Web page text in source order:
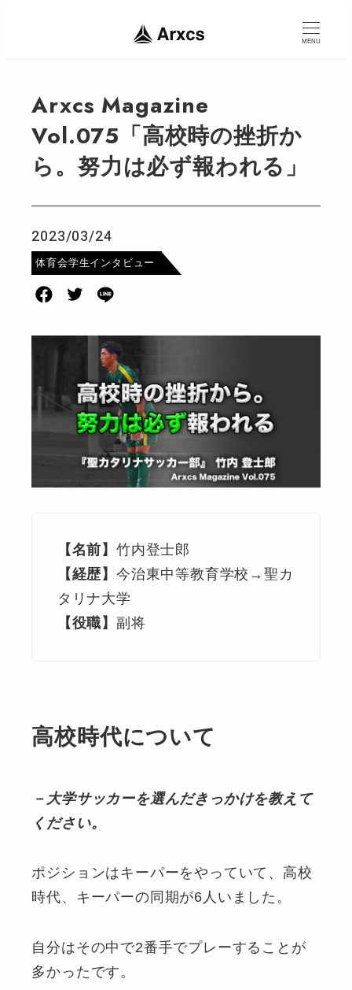
MENU
Arxcs Magazine
Vol.075「高校時の挫折か
ら。努力は必ず報われる」
投稿日
2023/03/24
カテゴリー
体育会学生インタビュー
【名前】 竹内登士郎
【経歴】 今治東中等教育学校→聖カ
タリナ大学
【役職】 副将
高校時代について
－大学サッカーを選んだきっかけを教えて
ください。
ポジションはキーパーをやっていて、高校
時代、キーパーの同期が6人いました。
自分はその中で2番手でプレーすることが
多かったです。